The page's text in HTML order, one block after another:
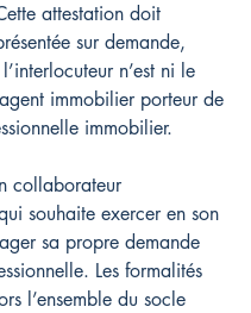
attestation doit
sur demande,
n’est ni le
immobilier porteur de
immobilier.
collaborateur
souhaite exercer en son
sa propre demande
Les formalités
l’ensemble du socle